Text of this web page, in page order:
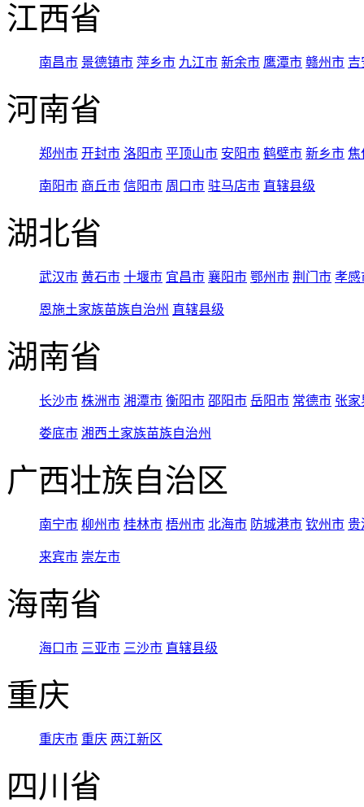
江西省
南昌市 景德镇市 萍乡市 九江市 新余市 鹰潭市 赣州市 吉
河南省
郑州市 开封市 洛阳市 平顶山市 安阳市 鹤壁市 新乡市 焦
南阳市 商丘市 信阳市 周口市 驻马店市 直辖县级
湖北省
武汉市 黄石市 十堰市 宜昌市 襄阳市 鄂州市 荆门市 孝感
恩施土家族苗族自治州 直辖县级
湖南省
长沙市 株洲市 湘潭市 衡阳市 邵阳市 岳阳市 常德市 张家
娄底市 湘西土家族苗族自治州
广西壮族自治区
南宁市 柳州市 桂林市 梧州市 北海市 防城港市 钦州市 贵
来宾市 崇左市
海南省
海口市 三亚市 三沙市 直辖县级
重庆
重庆市 重庆 两江新区
四川省